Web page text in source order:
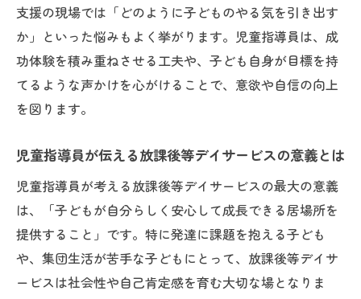
児童指導員が伝える放課後等デイサービス
支援計画の重要性
放課後等デイサービス支援計画のポイント
と児童指導員の視点
支援計画作成に児童指導員が果たす役割と
児童指導員がすすめる支援計画の考え方と
流れ
放課後等デイサービス支援計画例から学ぶ
ポイント
社会性や自立を伸ばす支援の工夫を深掘り
支援の現場では「どのように子どものやる気を引き出す
か」といった悩みもよく挙がります。児童指導員は、成
功体験を積み重ねさせる工夫や、子ども自身が目標を持
てるような声かけを心がけることで、意欲や自信の向上
を図ります。
児童指導員が伝える放課後等デイサービスの意義とは
児童指導員が考える放課後等デイサービスの最大の意義
は、「子どもが自分らしく安心して成長できる居場所を
提供すること」です。特に発達に課題を抱える子ども
や、集団生活が苦手な子どもにとって、放課後等デイサ
ービスは社会性や自己肯定感を育む大切な場となりま